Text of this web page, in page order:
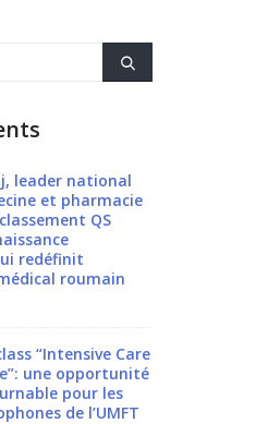
leader national
et pharmacie
QS
redéfinit
roumain
“Intensive Care
une opportunité
pour les
de l’UMFT